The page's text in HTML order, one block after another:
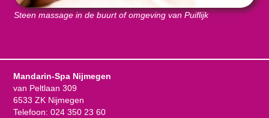
Steen massage in de buurt of omgeving van Puiflijk
Mandarin-Spa Nijmegen
van Peltlaan 309
6533 ZK Nijmegen
Telefoon: 024 350 23 60